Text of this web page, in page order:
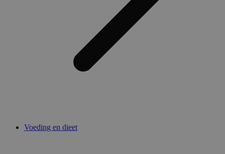
Voeding en dieet